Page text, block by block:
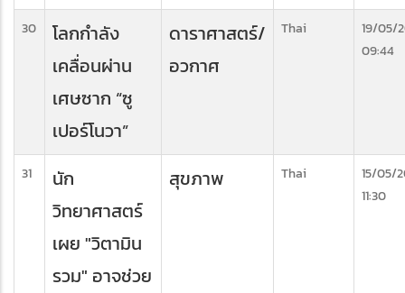
30
โลกกำลัง
เคลื่อนผ่าน
เศษซาก “ซู
เปอร์โนวา”
ดาราศาสตร์/
อวกาศ
Thai
19/05/
09:44
31
นัก
วิทยาศาสตร์
เผย "วิตามิน
รวม" อาจช่วย
สุขภาพ Thai
15/05/
11:30